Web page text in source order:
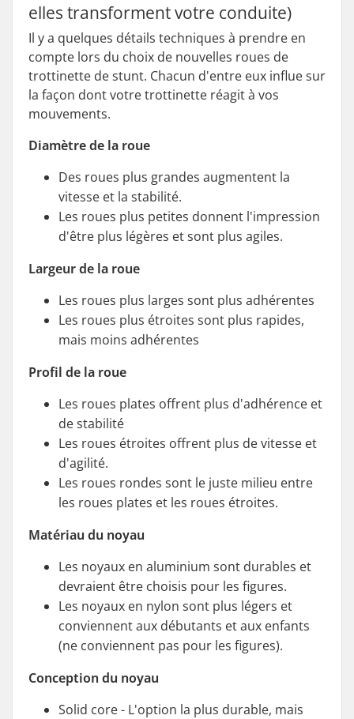
elles transforment votre conduite)
Il y a quelques détails techniques à prendre en
compte lors du choix de nouvelles roues de
trottinette de stunt. Chacun d'entre eux influe sur
la façon dont votre trottinette réagit à vos
mouvements.
Diamètre de la roue
Des roues plus grandes augmentent la
vitesse et la stabilité.
Les roues plus petites donnent l'impression
d'être plus légères et sont plus agiles.
Largeur de la roue
Les roues plus larges sont plus adhérentes
Les roues plus étroites sont plus rapides,
mais moins adhérentes
Profil de la roue
Les roues plates offrent plus d'adhérence et
de stabilité
Les roues étroites offrent plus de vitesse et
d'agilité.
Les roues rondes sont le juste milieu entre
les roues plates et les roues étroites.
Matériau du noyau
Les noyaux en aluminium sont durables et
devraient être choisis pour les figures.
Les noyaux en nylon sont plus légers et
conviennent aux débutants et aux enfants
(ne conviennent pas pour les figures).
Conception du noyau
Solid core - L'option la plus durable, mais